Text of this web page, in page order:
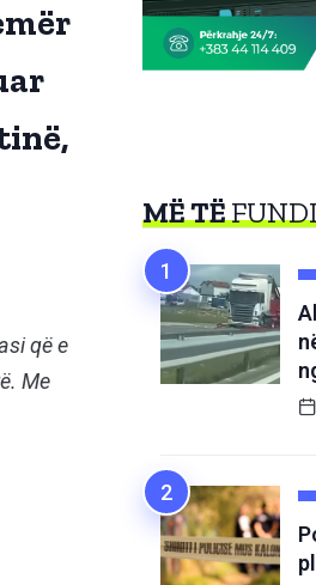
që e
Me
MË TË